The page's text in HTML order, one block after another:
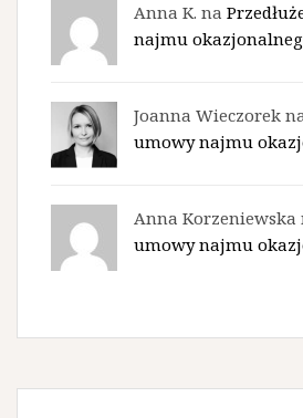
Anna K. na
najmu
Joanna Wieczorek
umowy najmu
Anna Korzeniewska
umowy najmu